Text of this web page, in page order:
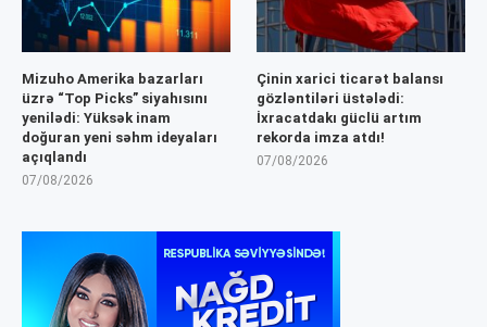
Mizuho Amerika bazarları
üzrə “Top Picks” siyahısını
yenilədi: Yüksək inam
doğuran yeni səhm ideyaları
açıqlandı
07/08/2026
Çinin xarici ticarət balansı
gözləntiləri üstələdi:
İxracatdakı güclü artım
rekorda imza atdı!
07/08/2026